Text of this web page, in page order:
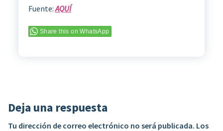
Fuente:AQUÍ
Share this on WhatsApp
Deja una respuesta
Tu dirección de correo electrónico no será publicada. Los